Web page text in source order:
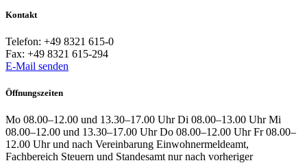
Kontakt
Telefon: +49 8321 615-0
Fax: +49 8321 615-294
E-Mail senden
Öffnungszeiten
Mo 08.00–12.00 und 13.30–17.00 Uhr Di 08.00–13.00 Uhr Mi
08.00–12.00 und 13.30–17.00 Uhr Do 08.00–12.00 Uhr Fr 08.00–
12.00 Uhr und nach Vereinbarung Einwohnermeldeamt,
Fachbereich Steuern und Standesamt nur nach vorheriger